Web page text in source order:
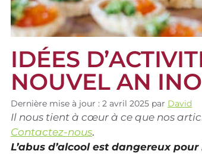
IDÉES
NOUVEL AN
Dernière mise à jour : 2 avril 2025 par David
Il nous tient à cœur à ce que nos
Contactez-nous.
L’abus d’alcool est dangereux